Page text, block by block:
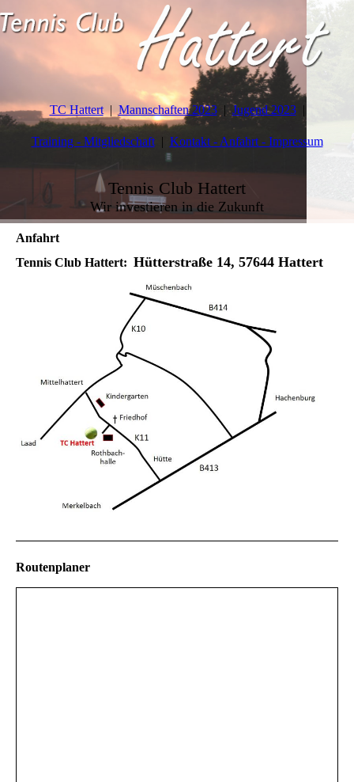
TC Hattert Mannschaften 2023 Jugend 2023
Training - Mitgliedschaft Kontakt - Anfahrt - Impressum
Tennis Club Hattert
Wir investieren in die Zukunft
Anfahrt
Tennis Club Hattert: Hütterstraße 14, 57644 Hattert
Routenplaner